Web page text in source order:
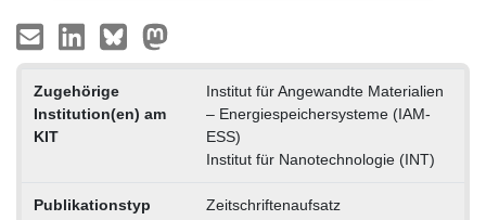
Zugehörige
Institution(en) am
KIT
Institut für Angewandte Materialien
– Energiespeichersysteme (IAM-
ESS)
Institut für Nanotechnologie (INT)
Publikationstyp Zeitschriftenaufsatz